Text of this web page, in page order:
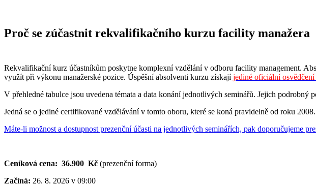
Proč se zúčastnit rekvalifikačního kurzu facility manažera
Rekvalifikační kurz účastníkům poskytne komplexní vzdělání v odboru facility management.
využít při výkonu manažerské pozice. Úspěšní absolventi kurzu získajíjediné oficiální
V přehledné tabulce jsou uvedena témata a data konání jednotlivých seminářů. Jejich podrobný
Jedná se o jediné certifikované vzdělávání v tomto oboru, které se koná pravidelně od roku
Máte-li možnost a dostupnost prezenční účasti na jednotlivých seminářích, pak doporučujeme
Ceníková cena: 36.900 Kč (prezenční forma)
Začíná: 26. 8. 2026 v 09:00